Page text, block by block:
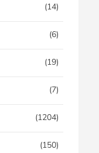
(14)
(6)
(19)
(7)
(1204)
(150)